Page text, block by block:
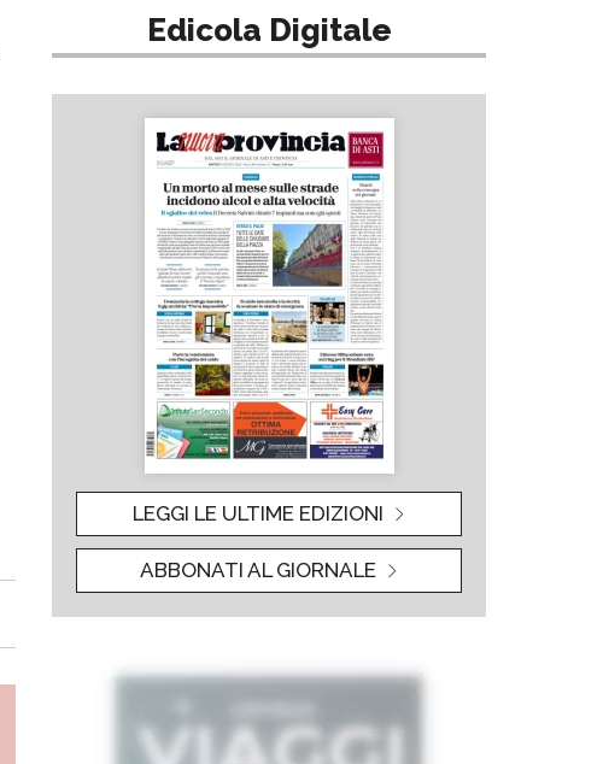
Edicola Digitale
LEGGI LE ULTIME EDIZIONI
ABBONATI AL GIORNALE